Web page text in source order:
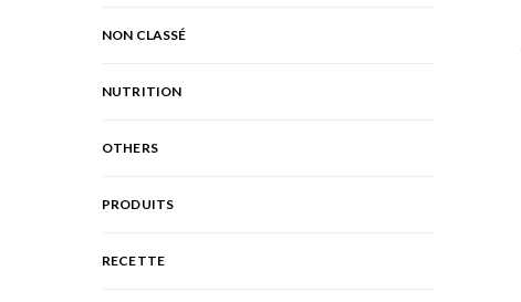
NON CLASSÉ
NUTRITION
OTHERS
PRODUITS
RECETTE